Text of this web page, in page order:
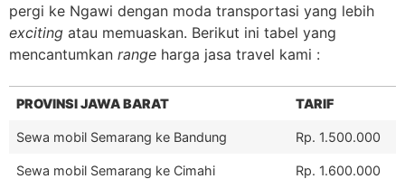
pergi ke Ngawi dengan moda transportasi yang lebih
exciting atau memuaskan. Berikut ini tabel yang
mencantumkan range harga jasa travel kami :
PROVINSI JAWA BARAT TARIF
Sewa mobil Semarang ke Bandung Rp. 1.500.000
Sewa mobil Semarang ke Cimahi Rp. 1.600.000